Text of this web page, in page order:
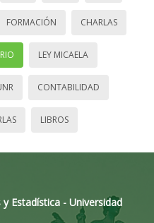
FORMACIÓN CHARLAS
LEY MICAELA
CONTABILIDAD
LIBROS
Estadística - Universidad